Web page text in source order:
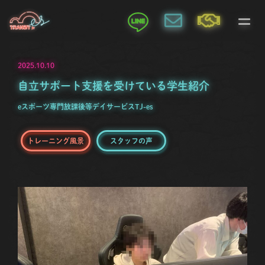
2025.10.10
自立サポート支援を受けている学生紹介
eスポーツ専門放課後等デイサービスTJ-es
トレーニング風景 スタッフの声